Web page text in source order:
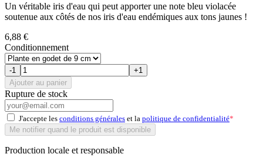
Un véritable iris d'eau qui peut apporter une note bleu violacée
soutenue aux côtés de nos iris d'eau endémiques aux tons jaunes !
6,88 €
Conditionnement
-1
+1
Ajouter au panier
Rupture de stock
J'accepte les conditions générales et la politique de confidentialité*
Me notifier quand le produit est disponible
Production locale et responsable